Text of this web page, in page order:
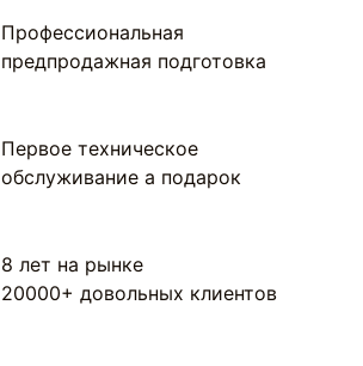
Профессиональная
предпродажная подготовка
Первое техническое
обслуживание а подарок
8 лет на рынке
20000+ довольных клиентов